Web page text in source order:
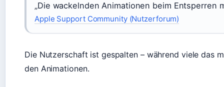
„Die wackelnden Animationen beim Entsperren
Apple Support Community (Nutzerforum)
Die Nutzerschaft ist gespalten – während viele das
den Animationen.